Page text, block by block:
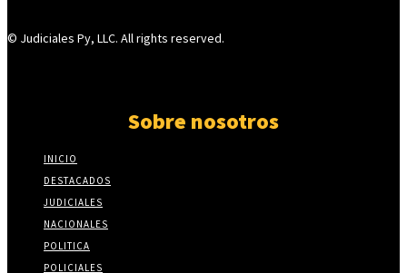
© Judiciales Py, LLC. All rights reserved.
Sobre nosotros
INICIO
DESTACADOS
JUDICIALES
NACIONALES
POLITICA
POLICIALES